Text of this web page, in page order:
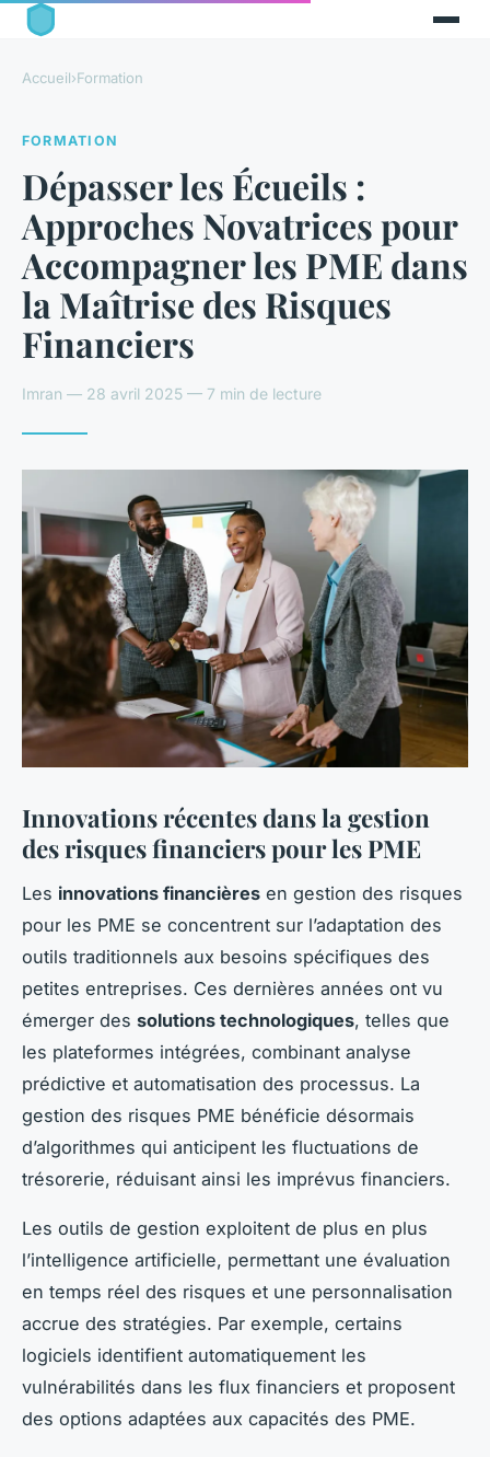
Accueil›Formation
FORMATION
Dépasser les Écueils :
Approches Novatrices pour
Accompagner les PME dans
la Maîtrise des Risques
Financiers
Imran — 28 avril 2025 — 7 min de lecture
Innovations récentes dans la gestion
des risques financiers pour les PME
Les innovations financières en gestion des risques
pour les PME se concentrent sur l’adaptation des
outils traditionnels aux besoins spécifiques des
petites entreprises. Ces dernières années ont vu
émerger des solutions technologiques, telles que
les plateformes intégrées, combinant analyse
prédictive et automatisation des processus. La
gestion des risques PME bénéficie désormais
d’algorithmes qui anticipent les fluctuations de
trésorerie, réduisant ainsi les imprévus financiers.
Les outils de gestion exploitent de plus en plus
l’intelligence artificielle, permettant une évaluation
en temps réel des risques et une personnalisation
accrue des stratégies. Par exemple, certains
logiciels identifient automatiquement les
vulnérabilités dans les flux financiers et proposent
des options adaptées aux capacités des PME.